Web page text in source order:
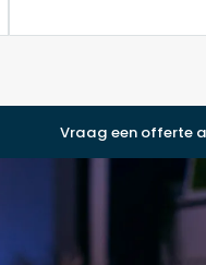
Vraag een offerte